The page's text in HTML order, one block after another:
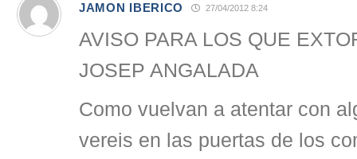
JAMON IBERICO 27/04/2012 8:24
AVISO PARA LOS QUE
JOSEP ANGALADA
Como vuelvan a atentar con
vereis en las puertas de los